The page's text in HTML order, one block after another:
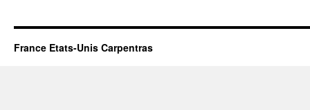
France Etats-Unis Carpentras